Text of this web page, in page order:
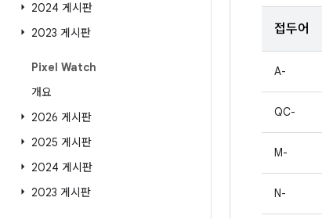
2024 게시판
2023 게시판
Pixel Watch
개요
2026 게시판
2025 게시판
2024 게시판
2023 게시판
접두어
A-
QC-
M-
N-